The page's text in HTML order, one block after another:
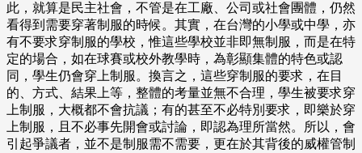
此，就算是民主社會，不管是在工廠、公司或社會團體，仍然
看得到需要穿著制服的時候。其實，在台灣的小學或中學，亦
有不要求穿制服的學校，惟這些學校並非即無制服，而是在特
定的場合，如在球賽或校外教學時，為彰顯集體的特色或認
同，學生仍會穿上制服。換言之，這些穿制服的要求，在目
的、方式、結果上等，整體的考量並無不合理，學生被要求穿
上制服，大概都不會抗議；有的甚至不必特別要求，即樂於穿
上制服，且不必事先開會或討論，即認為理所當然。所以，會
引起爭議者，並不是制服需不需要，更在於其背後的威權管制